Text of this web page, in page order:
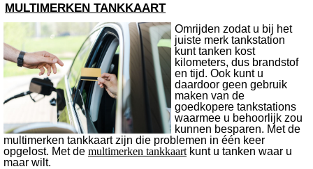
MULTIMERKEN TANKKAART
Omrijden zodat u bij het
juiste merk tankstation
kunt tanken kost
kilometers, dus brandstof
en tijd. Ook kunt u
daardoor geen gebruik
maken van de
goedkopere tankstations
waarmee u behoorlijk zou
kunnen besparen. Met de
multimerken tankkaart zijn die problemen in één keer
opgelost. Met de multimerken tankkaart kunt u tanken waar u
maar wilt.